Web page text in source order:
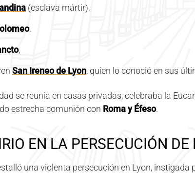
(esclava mártir),
,
,
San Ireneo de Lyon, quien lo conoció en sus
se reunía en casas privadas, celebraba la
estrecha comunión con Roma y Éfeso.
EN LA PERSECUCIÓN
una violenta persecución en Lyon, instigada